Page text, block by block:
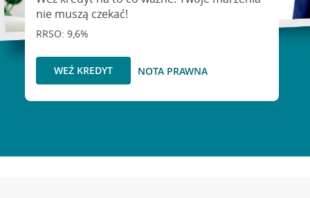
nie muszą czekać!
RRSO: 9,6%
WEŹ KREDYT NOTA PRAWNA